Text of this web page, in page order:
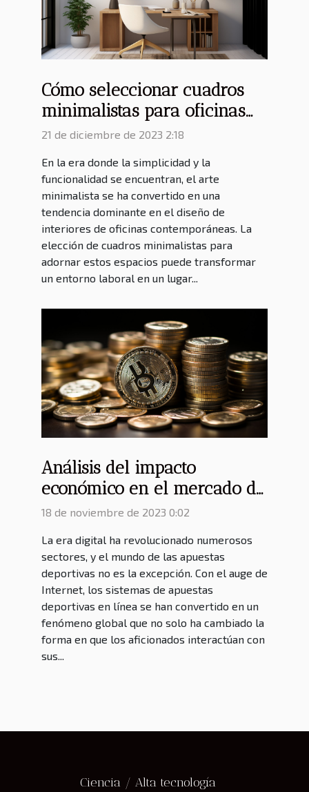
Cómo seleccionar cuadros
minimalistas para oficinas
contemporáneas
21 de diciembre de 2023 2:18
En la era donde la simplicidad y la
funcionalidad se encuentran, el arte
minimalista se ha convertido en una
tendencia dominante en el diseño de
interiores de oficinas contemporáneas. La
elección de cuadros minimalistas para
adornar estos espacios puede transformar
un entorno laboral en un lugar...
Análisis del impacto
económico en el mercado de
los sistemas de apuestas
18 de noviembre de 2023 0:02
La era digital ha revolucionado numerosos
sectores, y el mundo de las apuestas
deportivas no es la excepción. Con el auge de
Internet, los sistemas de apuestas
deportivas en línea se han convertido en un
fenómeno global que no solo ha cambiado la
forma en que los aficionados interactúan con
sus...
Ciencia / Alta tecnología